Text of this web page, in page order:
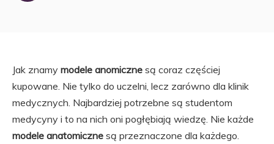
Jak znamy modele anomiczne są coraz częściej
kupowane. Nie tylko do uczelni, lecz zarówno dla klinik
medycznych. Najbardziej potrzebne są studentom
medycyny i to na nich oni pogłębiają wiedzę. Nie każde
modele anatomiczne są przeznaczone dla każdego.